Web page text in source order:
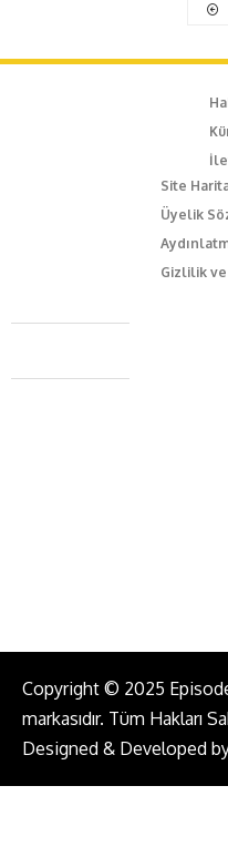
Site
Üyelik
Gizlilik ve
Caferağa Mah. Dr.
+90 543 345 46 00
Copyright © 2025
markasıdır. Tüm Hakları
Designed & Developed